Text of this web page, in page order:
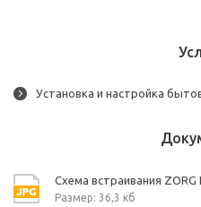
Установка и настройка
Схема встраивания ZORG
Размер: 36,3 кб